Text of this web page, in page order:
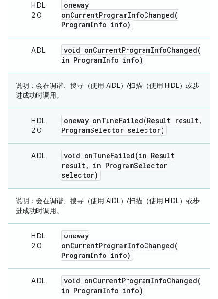
HIDL
2.0
oneway
onCurrentProgramInfoChanged(
ProgramInfo info)
AIDL void onCurrentProgramInfoChanged(
in ProgramInfo info)
说明： 会在调谐、搜寻（使用 AIDL）/扫描（使用 HIDL）或步
进成功时调用。
HIDL
2.0
oneway onTuneFailed(Result result,
ProgramSelector selector)
AIDL void onTuneFailed(in Result
result, in ProgramSelector
selector)
说明： 会在调谐、搜寻（使用 AIDL）/扫描（使用 HIDL）或步
进成功时调用。
HIDL
2.0
oneway
onCurrentProgramInfoChanged(
ProgramInfo info)
AIDL void onCurrentProgramInfoChanged(
in ProgramInfo info)